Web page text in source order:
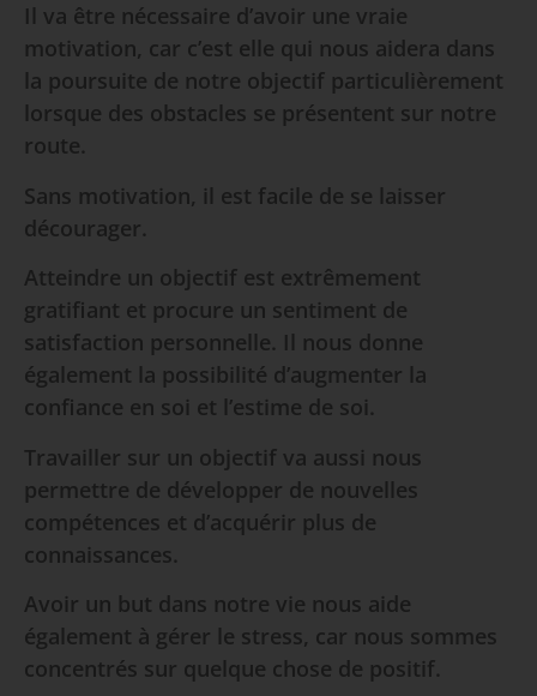
Il va être nécessaire d’avoir une vraie
motivation, car c’est elle qui nous aidera dans
la poursuite de notre objectif particulièrement
lorsque des obstacles se présentent sur notre
route.
Sans motivation, il est facile de se laisser
décourager.
Atteindre un objectif est extrêmement
gratifiant et procure un sentiment de
satisfaction personnelle. Il nous donne
également la possibilité d’augmenter la
confiance en soi et l’estime de soi.
Travailler sur un objectif va aussi nous
permettre de développer de nouvelles
compétences et d’acquérir plus de
connaissances.
Avoir un but dans notre vie nous aide
également à gérer le stress, car nous sommes
concentrés sur quelque chose de positif.